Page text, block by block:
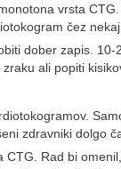
vrsta
čez
dober zapis.
ali popiti
zdravniki dolgo
Rad bi